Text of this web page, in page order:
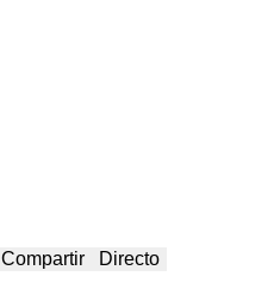
Compartir Directo